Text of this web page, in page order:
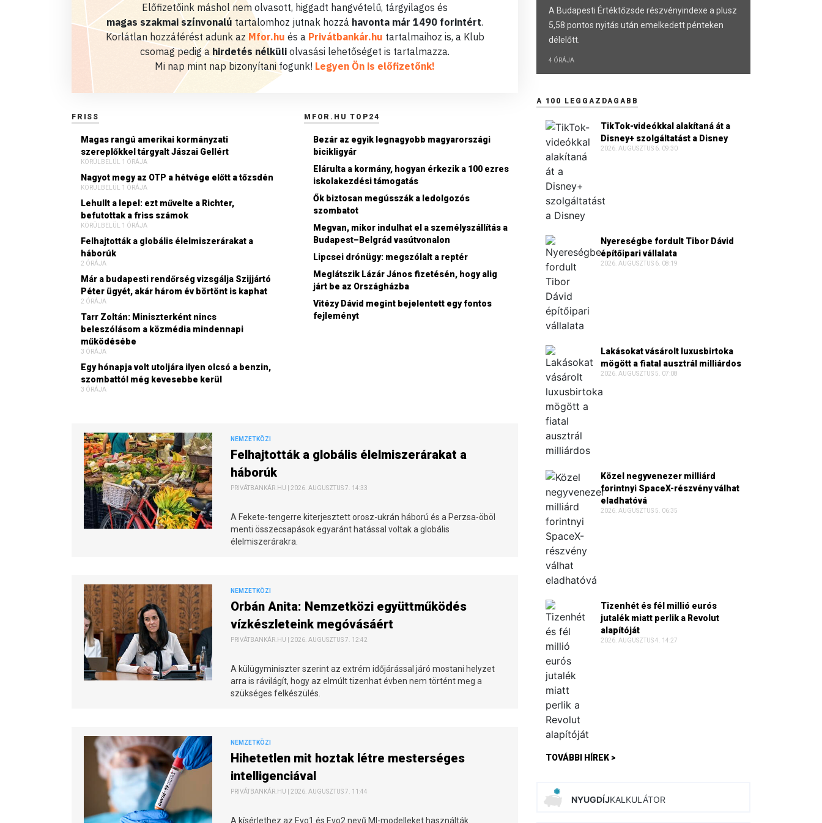
Előfizetőink máshol nem olvasott, higgadt hangvételű, tárgyilagos és
magas szakmai színvonalú tartalomhoz jutnak hozzá havonta már 1490 forintért.
Korlátlan hozzáférést adunk az Mfor.hu és a Privátbankár.hu tartalmaihoz is, a Klub
csomag pedig a hirdetés nélküli olvasási lehetőséget is tartalmazza.
Mi nap mint nap bizonyítani fogunk! Legyen Ön is előfizetőnk!
FRISS
Magas rangú amerikai kormányzati
szereplőkkel tárgyalt Jászai Gellért
KÖRÜLBELÜL 1 ÓRÁJA
Nagyot megy az OTP a hétvége előtt a tőzsdén
KÖRÜLBELÜL 1 ÓRÁJA
Lehullt a lepel: ezt művelte a Richter,
befutottak a friss számok
KÖRÜLBELÜL 1 ÓRÁJA
Felhajtották a globális élelmiszerárakat a
háborúk
2 ÓRÁJA
Már a budapesti rendőrség vizsgálja Szijjártó
Péter ügyét, akár három év börtönt is kaphat
2 ÓRÁJA
Tarr Zoltán: Miniszterként nincs
beleszólásom a közmédia mindennapi
működésébe
3 ÓRÁJA
Egy hónapja volt utoljára ilyen olcsó a benzin,
szombattól még kevesebbe kerül
3 ÓRÁJA
MFOR.HU TOP24
Bezár az egyik legnagyobb magyarországi
bicikligyár
Elárulta a kormány, hogyan érkezik a 100 ezres
iskolakezdési támogatás
Ők biztosan megússzák a ledolgozós
szombatot
Megvan, mikor indulhat el a személyszállítás a
Budapest–Belgrád vasútvonalon
Lipcsei drónügy: megszólalt a reptér
Meglátszik Lázár János fizetésén, hogy alig
járt be az Országházba
Vitézy Dávid megint bejelentett egy fontos
fejleményt
NEMZETKÖZI
Felhajtották a globális élelmiszerárakat a
háborúk
PRIVÁTBANKÁR.HU | 2026. AUGUSZTUS 7. 14:33
A Fekete-tengerre kiterjesztett orosz-ukrán háború és a Perzsa-öböl
menti összecsapások egyaránt hatással voltak a globális
élelmiszerárakra.
NEMZETKÖZI
Orbán Anita: Nemzetközi együttműködés
vízkészleteink megóvásáért
PRIVÁTBANKÁR.HU | 2026. AUGUSZTUS 7. 12:42
A külügyminiszter szerint az extrém időjárással járó mostani helyzet
arra is rávilágít, hogy az elmúlt tizenhat évben nem történt meg a
szükséges felkészülés.
NEMZETKÖZI
Hihetetlen mit hoztak létre mesterséges
intelligenciával
PRIVÁTBANKÁR.HU | 2026. AUGUSZTUS 7. 11:44
A kísérlethez az Evo1 és Evo2 nevű MI-modelleket használták.
A Budapesti Értéktőzsde részvényindexe a plusz
5,58 pontos nyitás után emelkedett pénteken
délelőtt.
4 ÓRÁJA
A 100 LEGGAZDAGABB
TikTok-videókkal alakítaná át a
Disney+ szolgáltatást a Disney
2026. AUGUSZTUS 6. 09:30
Nyereségbe fordult Tibor Dávid
építőipari vállalata
2026. AUGUSZTUS 6. 08:19
Lakásokat vásárolt luxusbirtoka
mögött a fiatal ausztrál milliárdos
2026. AUGUSZTUS 5. 07:08
Közel negyvenezer milliárd
forintnyi SpaceX-részvény válhat
eladhatóvá
2026. AUGUSZTUS 5. 06:35
Tizenhét és fél millió eurós
jutalék miatt perlik a Revolut
alapítóját
2026. AUGUSZTUS 4. 14:27
TOVÁBBI HÍREK >
NYUGDÍJKALKULÁTOR